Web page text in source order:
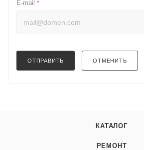
E-mail *
ОТПРАВИТЬ ОТМЕНИТЬ
КАТАЛОГ
РЕМОНТ